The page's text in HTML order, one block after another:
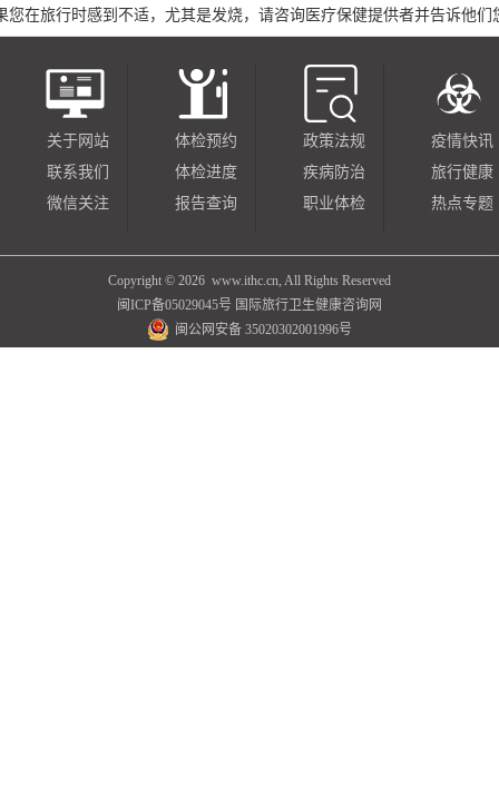
您在旅行时感到不适，尤其是发烧，请咨询医疗保健提供者并告诉他们
关于网站
联系我们
微信关注
体检预约
体检进度
报告查询
政策法规
疾病防治
职业体检
疫情快讯
旅行健康
热点专题
Copyright © 2026 www.ithc.cn, All Rights Reserved
闽ICP备05029045号 国际旅行卫生健康咨询网
闽公网安备 35020302001996号